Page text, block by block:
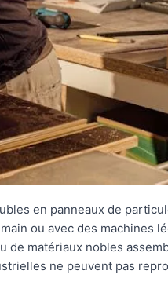
en panneaux de
ou avec des machines
matériaux nobles
ne peuvent pas